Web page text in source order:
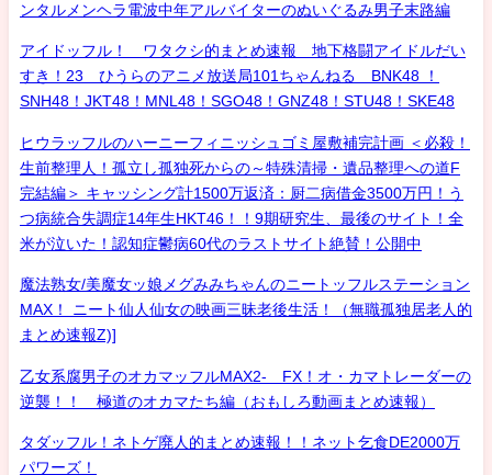
ンタルメンヘラ電波中年アルバイターのぬいぐるみ男子末路編
アイドッフル！ ワタクシ的まとめ速報 地下格闘アイドルだい
すき！23 ひうらのアニメ放送局101ちゃんねる BNK48 ！
SNH48！JKT48！MNL48！SGO48！GNZ48！STU48！SKE48
ヒウラッフルのハーニーフィニッシュゴミ屋敷補完計画 ＜必殺！
生前整理人！孤立し孤独死からの～特殊清掃・遺品整理への道F
完結編＞ キャッシング計1500万返済：厨二病借金3500万円！う
つ病統合失調症14年生HKT46！！9期研究生、最後のサイト！全
米が泣いた！認知症鬱病60代のラストサイト絶賛！公開中
魔法熟女/美魔女ッ娘メグみみちゃんのニートッフルステーション
MAX！ ニート仙人仙女の映画三昧老後生活！（無職孤独居老人的
まとめ速報Z)]
乙女系腐男子のオカマッフルMAX2- FX！オ・カマトレーダーの
逆襲！！ 極道のオカマたち編（おもしろ動画まとめ速報）
タダッフル！ネトゲ廃人的まとめ速報！！ネット乞食DE2000万
パワーズ！